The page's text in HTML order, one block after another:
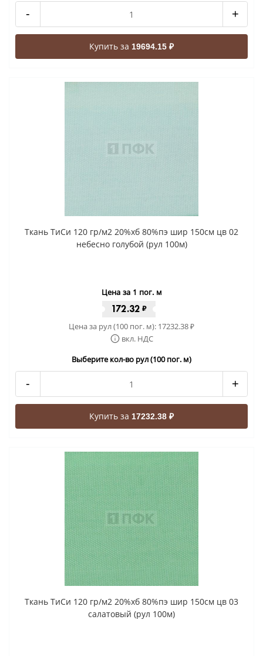
- +
Купить за 19694.15 ₽
Ткань ТиСи 120 гр/м2 20%хб 80%пэ шир 150см цв 02
небесно голубой (рул 100м)
Цена за 1 пог. м
172.32 ₽
Цена за рул (100 пог. м): 17232.38₽
вкл. НДС
Выберите кол-во рул (100 пог. м)
- +
Купить за 17232.38 ₽
Ткань ТиСи 120 гр/м2 20%хб 80%пэ шир 150см цв 03
салатовый (рул 100м)